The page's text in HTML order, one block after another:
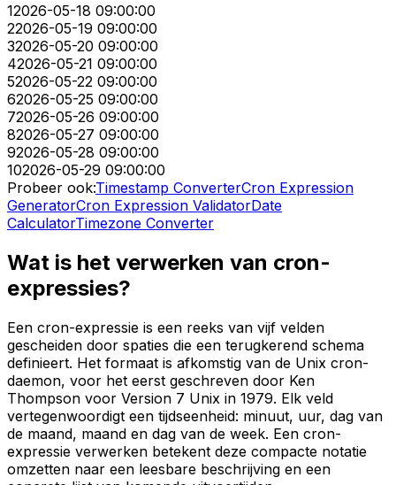
12026-05-18 09:00:00
22026-05-19 09:00:00
32026-05-20 09:00:00
42026-05-21 09:00:00
52026-05-22 09:00:00
62026-05-25 09:00:00
72026-05-26 09:00:00
82026-05-27 09:00:00
92026-05-28 09:00:00
102026-05-29 09:00:00
Probeer ook:Timestamp ConverterCron Expression
GeneratorCron Expression ValidatorDate
CalculatorTimezone Converter
Wat is het verwerken van cron-
expressies?
Een cron-expressie is een reeks van vijf velden
gescheiden door spaties die een terugkerend schema
definieert. Het formaat is afkomstig van de Unix cron-
daemon, voor het eerst geschreven door Ken
Thompson voor Version 7 Unix in 1979. Elk veld
vertegenwoordigt een tijdseenheid: minuut, uur, dag van
de maand, maand en dag van de week. Een cron-
expressie verwerken betekent deze compacte notatie
omzetten naar een leesbare beschrijving en een